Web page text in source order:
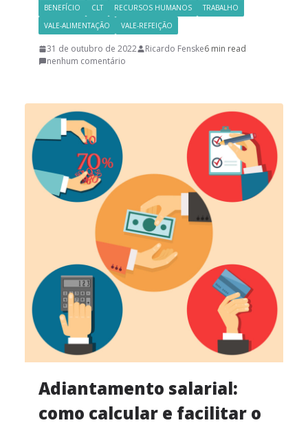
BENEFÍCIO CLT RECURSOS HUMANOS
TRABALHO
VALE-ALIMENTAÇÃO
VALE-REFEIÇÃO
31 de outubro de 2022 Ricardo Fenske6 min read
nenhum comentário
Adiantamento salarial:
como calcular e facilitar o